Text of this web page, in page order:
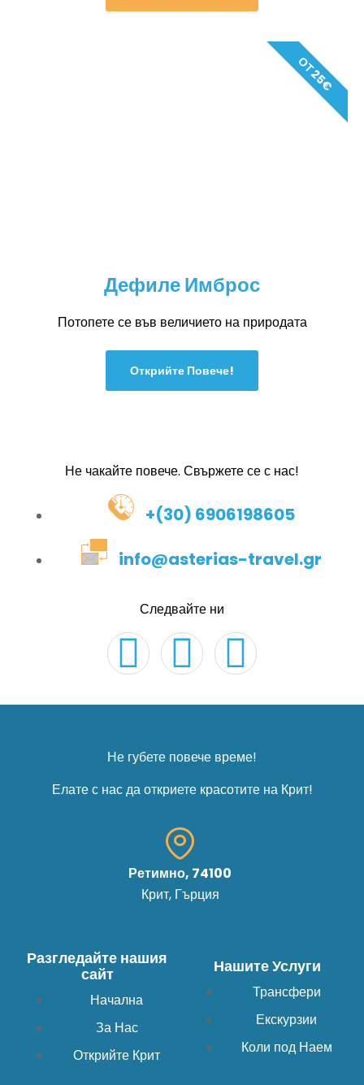
Дефиле Имброс
Потопете се във величието на природата
Открийте Повече!
ОТ 25€
Не чакайте повече. Свържете се с нас!
+(30) 6906198605
info@asterias-travel.gr
Следвайте ни
Не губете повече време!
Елате с нас да откриете красотите на Крит!
Ретимно, 74100
Крит, Гърция
Разгледайте нашия
сайт
Начална
За Нас
Открийте Крит
Нашите Услуги
Трансфери
Екскурзии
Коли под Наем